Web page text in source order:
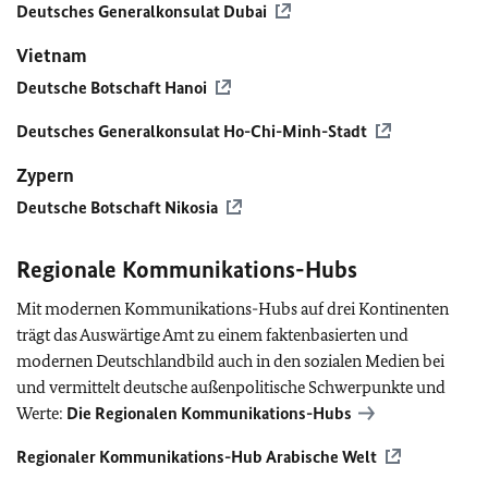
Deutsches Generalkonsulat Dubai
Vietnam
Deutsche Botschaft Hanoi
Deutsches Generalkonsulat Ho-Chi-Minh-Stadt
Zypern
Deutsche Botschaft Nikosia
Regionale Kommunikations-Hubs
Mit modernen Kommunikations-Hubs auf drei Kontinenten
trägt das Auswärtige Amt zu einem faktenbasierten und
modernen Deutschlandbild auch in den sozialen Medien bei
und vermittelt deutsche außenpolitische Schwerpunkte und
Werte: Die Regionalen Kommunikations-Hubs
Regionaler Kommunikations-Hub Arabische Welt